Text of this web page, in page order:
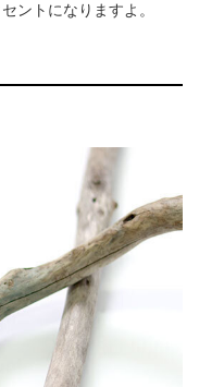
ントになりますよ。